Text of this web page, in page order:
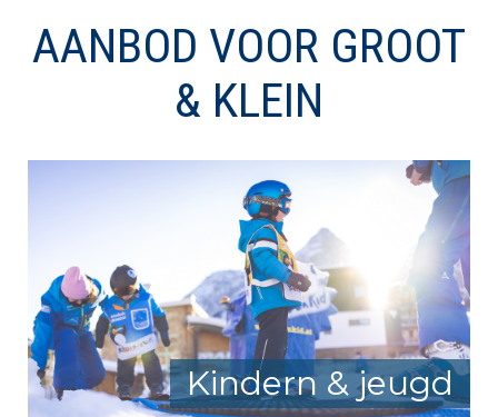
AANBOD VOOR GROOT
& KLEIN
Kindern & jeugd